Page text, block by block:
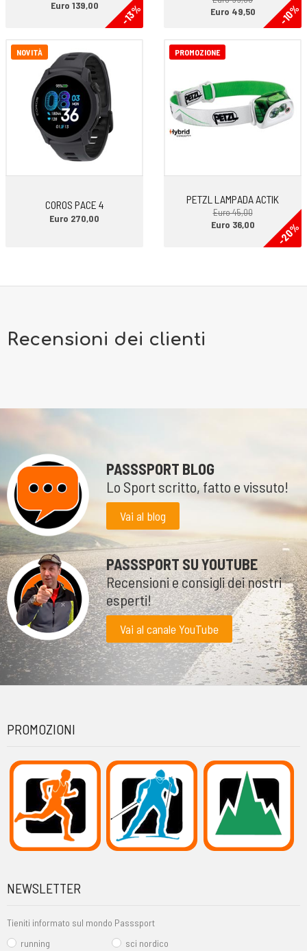
-13%
Euro 139,00 -10%
Euro 49,50
NOVITÀ
COROS PACE 4
Euro 270,00
PROMOZIONE
PETZL LAMPADA ACTIK
Euro 45,00
-20%
Euro 36,00
Recensioni dei clienti
PASSSPORT BLOG
Lo Sport scritto, fatto e vissuto!
Vai al blog
PASSSPORT SU YOUTUBE
Recensioni e consigli dei nostri
esperti!
Vai al canale YouTube
PROMOZIONI
NEWSLETTER
Tieniti informato sul mondo Passsport
running
sci nordico